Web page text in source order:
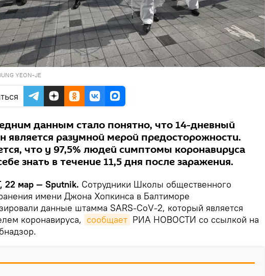
YEON-JE
данным стало понятно, что 14-дневный
является разумной мерой предосторожности.
что у 97,5% людей симптомы коронавируса
знать в течение 11,5 дня после заражения.
мар — Sputnik. Сотрудники Школы общественного
имени Джона Хопкинса в Балтиморе
данные штамма SARS-CoV-2, который является
коронавируса, сообщает РИА НОВОСТИ со ссылкой на